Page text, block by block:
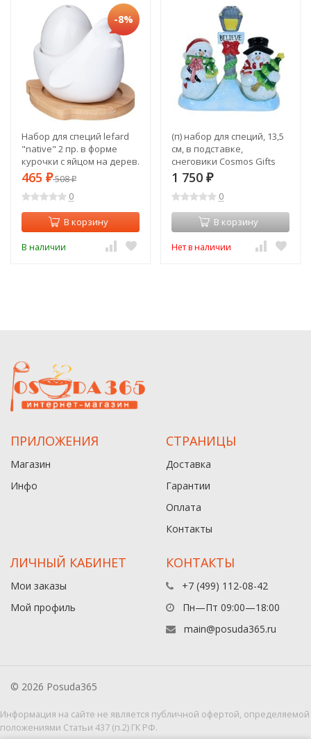
-8%
Набор для специй lefard
"native" 2 пр. в форме
курочки с яйцом на дерев.
подставке Lefard (587-194)
465 ₽508₽
0
В корзину
В наличии
(п) набор для специй, 13,5
см, в подставке,
снеговики Cosmos Gifts
HE303-204V
1 750 ₽
0
В корзину
Нет в наличии
ПРИЛОЖЕНИЯ
Магазин
Инфо
СТРАНИЦЫ
Доставка
Гарантии
Оплата
Контакты
ЛИЧНЫЙ КАБИНЕТ
Мои заказы
Мой профиль
КОНТАКТЫ
+7 (499) 112-08-42
Пн—Пт 09:00—18:00
main@posuda365.ru
© 2026 Posuda365
Информация на сайте не является публичной офертой, определяемой
положениями Статьи 437 (п.2) ГК РФ.